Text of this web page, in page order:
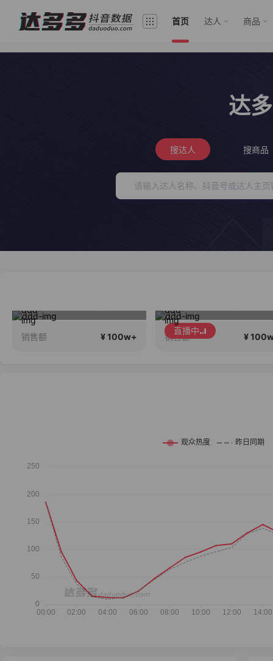
首页 达人 商品
达
搜达人 搜商品
销售额 ¥ 100w+
直播中
销售额 ¥